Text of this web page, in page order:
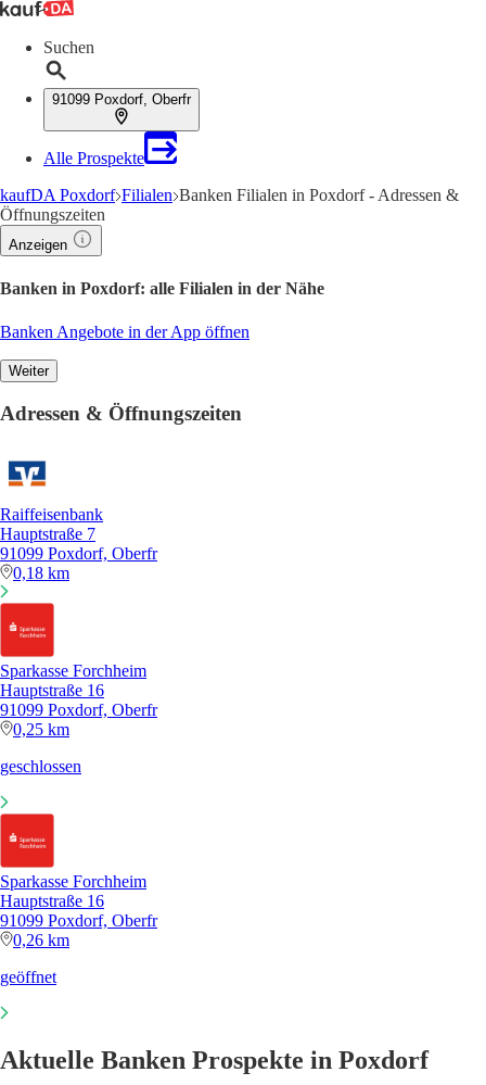
Suchen
91099 Poxdorf, Oberfr
Alle Prospekte
kaufDA Poxdorf Filialen Banken Filialen in Poxdorf - Adressen &
Öffnungszeiten
Anzeigen
Banken in Poxdorf: alle Filialen in der Nähe
Banken Angebote in der App öffnen
Weiter
Adressen & Öffnungszeiten
Raiffeisenbank
Hauptstraße 7
91099 Poxdorf, Oberfr
0,18 km
Sparkasse Forchheim
Hauptstraße 16
91099 Poxdorf, Oberfr
0,25 km
geschlossen
Sparkasse Forchheim
Hauptstraße 16
91099 Poxdorf, Oberfr
0,26 km
geöffnet
Aktuelle Banken Prospekte in Poxdorf